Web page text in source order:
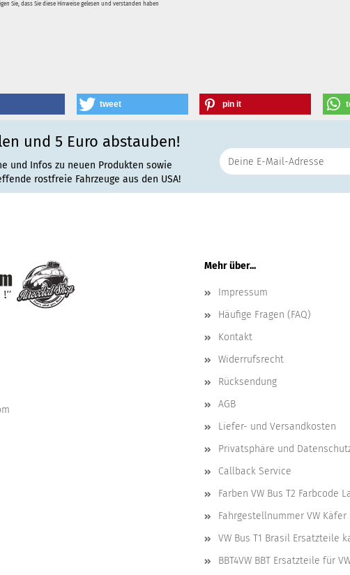
Sie, dass Sie diese Hinweise gelesen und verstanden haben
tweet pin it
und 5 Euro abstauben!
und Infos zu neuen Produkten sowie
rostfreie Fahrzeuge aus den USA!
Mehr über...
Impressum
Häufige Fragen (FAQ)
Kontakt
Widerrufsrecht
Rücksendung
AGB
Liefer- und Versandkosten
Privatsphäre und
Callback Service
Farben VW Bus T2 Farbcode
Fahrgestellnummer VW Käfer
VW Bus T1 Brasil Ersatzteile
BBT4VW BBT Ersatzteile für